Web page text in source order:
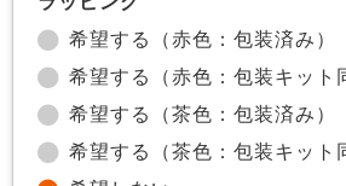
希望する（赤色：包装済み）
希望する（赤色：包装キット
希望する（茶色：包装済み）
希望する（茶色：包装キット